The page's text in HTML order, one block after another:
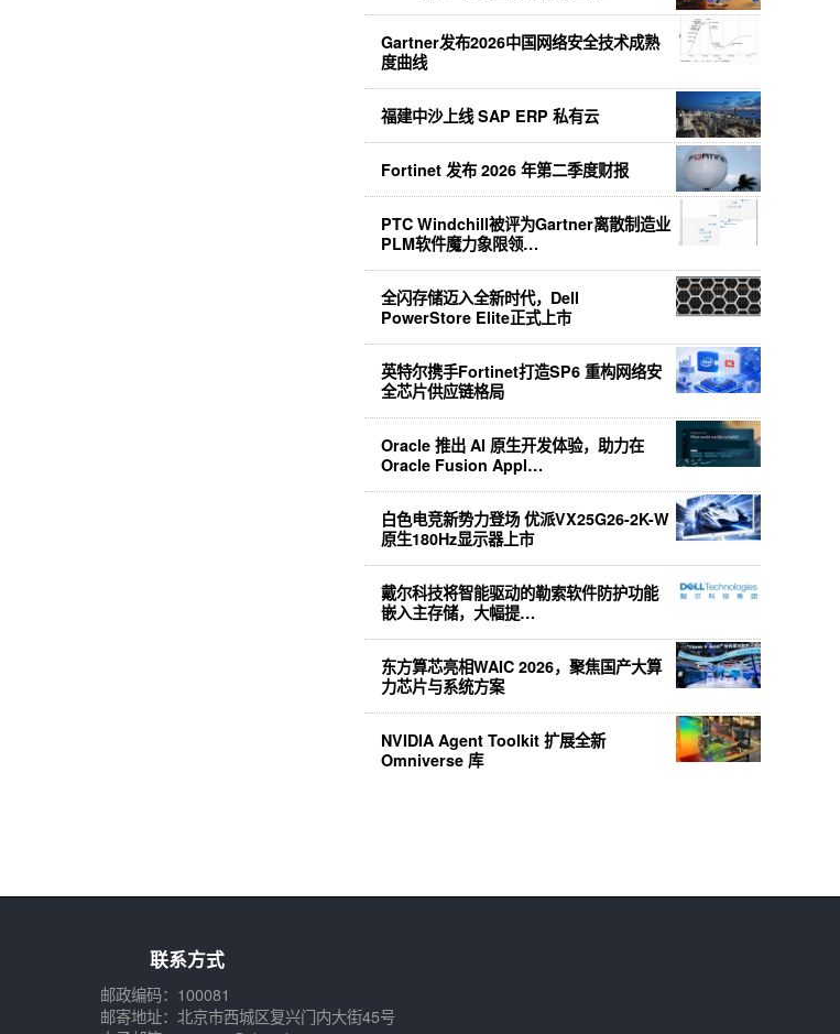
Gartner发布2026中国网络安全技术成熟
度曲线
福建中沙上线 SAP ERP 私有云
Fortinet 发布 2026 年第二季度财报
PTC Windchill被评为Gartner离散制造业
PLM软件魔力象限领…
全闪存储迈入全新时代，Dell
PowerStore Elite正式上市
英特尔携手Fortinet打造SP6 重构网络安
全芯片供应链格局
Oracle 推出 AI 原生开发体验，助力在
Oracle Fusion Appl…
白色电竞新势力登场 优派VX25G26-2K-W
原生180Hz显示器上市
戴尔科技将智能驱动的勒索软件防护功能
嵌入主存储，大幅提…
东方算芯亮相WAIC 2026，聚焦国产大算
力芯片与系统方案
NVIDIA Agent Toolkit 扩展全新
Omniverse 库
联系方式
邮政编码：100081
邮寄地址：北京市西城区复兴门内大街45号